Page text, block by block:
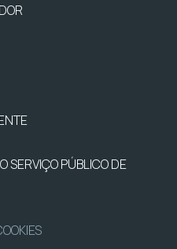
SERVIÇO PÚBLICO DE